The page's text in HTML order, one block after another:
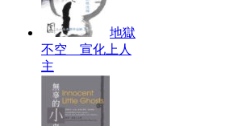
地獄
不空 宣化上人
主